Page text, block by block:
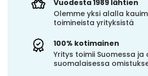
Vuodesta 1989 lähtien
Olemme yksi alalla
toimineista yrityksistä
100% kotimainen
Yritys toimii Suomessa ja
suomalaisessa